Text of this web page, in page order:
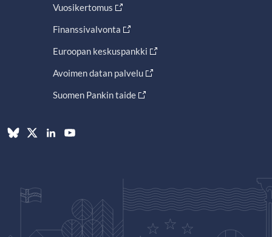
Vuosikertomus
Finanssivalvonta
Euroopan keskuspankki
Avoimen datan palvelu
Suomen Pankin taide